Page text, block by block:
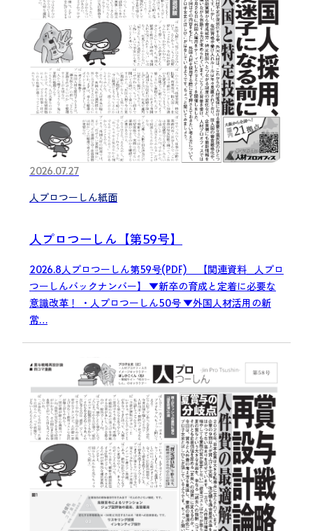
2026.07.27
人プロつーしん紙面
人プロつーしん【第59号】
2026.8人プロつーしん第59号(PDF) 【関連資料_人プロ
つーしんバックナンバー】 ▼新卒の育成と定着に必要な
意識改革！ ・人プロつーしん50号 ▼外国人材活用の新
常…